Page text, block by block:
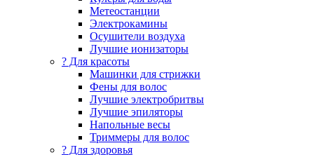
Метеостанции
Электрокамины
Осушители воздуха
Лучшие ионизаторы
? Для красоты
Машинки для стрижки
Фены для волос
Лучшие электробритвы
Лучшие эпиляторы
Напольные весы
Триммеры для волос
? Для здоровья